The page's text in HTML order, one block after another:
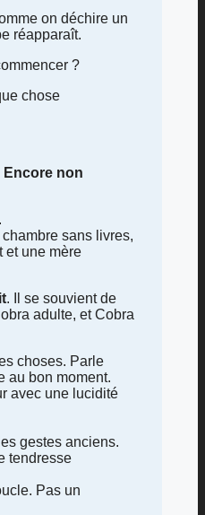
on déchire un
réapparaît.
?
chose
Encore non
sans livres,
et une mère
. Il se souvient de
adulte, et Cobra
choses. Parle
au bon moment.
avec une lucidité
gestes anciens.
tendresse
Pas un